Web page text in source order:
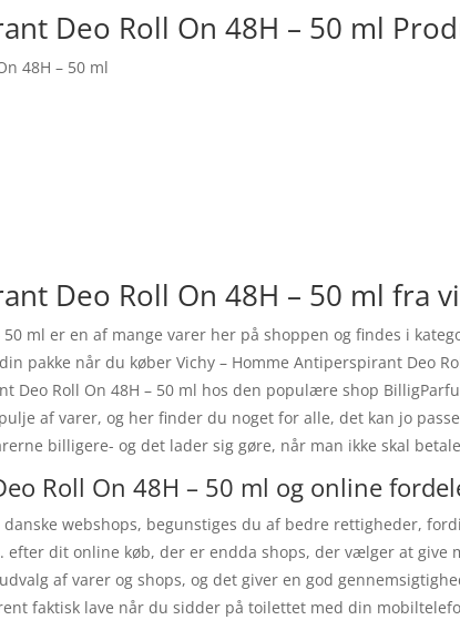
Deo Roll On 48H – 50 ml
48H – 50 ml
Deo Roll On 48H – 50 ml fra
50 ml er en af mange varer her på shoppen og findes i
pakke når du køber Vichy – Homme Antiperspirant Deo
Deo Roll On 48H – 50 ml hos den populære shop
af varer, og her finder du noget for alle, det kan jo
billigere- og det lader sig gøre, når man ikke skal
Roll On 48H – 50 ml og online
webshops, begunstiges du af bedre rettigheder,
dit online køb, der er endda shops, der vælger at give
af varer og shops, og det giver en god
faktisk lave når du sidder på toilettet med din